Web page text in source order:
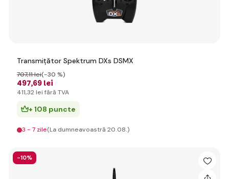
Transmițător Spektrum DXs DSMX
497,69 lei
707,11 lei(-30 %)
411,32 lei fără TVA
+ 108 puncte
3 - 7 zile(La dumneavoastră 20.08.)
-10%